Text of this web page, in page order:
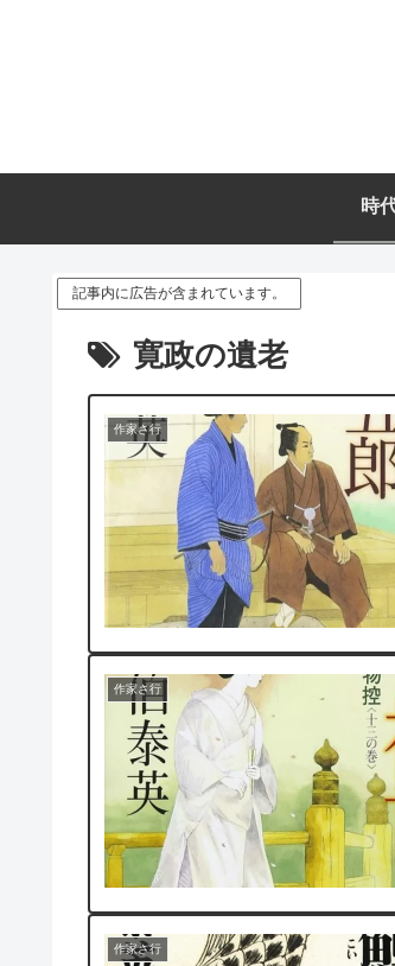
時
記事内に広告が含まれています。
寛政の遺老
作家さ行
作家さ行
作家さ行